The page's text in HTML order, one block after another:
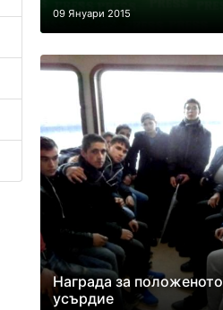
09 Януари 2015
Награда за положеното
усърдие